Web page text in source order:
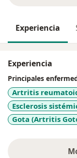
Experiencia
Experiencia
Principales
Artritis
Esclerosis
Gota (Artritis